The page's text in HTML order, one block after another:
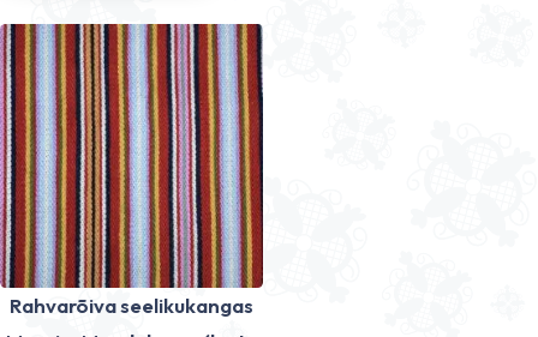
Rahvarõiva seelikukangas